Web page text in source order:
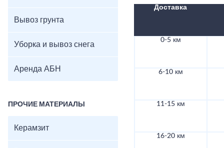
Вывоз грунта
Уборка и вывоз снега
Аренда АБН
ПРОЧИЕ МАТЕРИАЛЫ
Керамзит
Доставка
0-5 км
6-10 км
11-15 км
16-20 км